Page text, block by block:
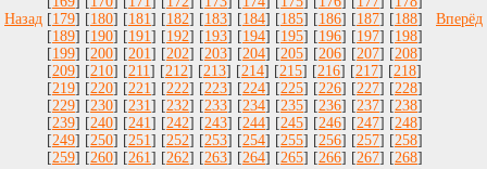
Назад [179] [180] [181] [182] [183] [184] [185] [186] [187] [188]
[189] [190] [191] [192] [193] [194] [195] [196] [197] [198]
[199] [200] [201] [202] [203] [204] [205] [206] [207] [208]
[209] [210] [211] [212] [213] [214] [215] [216] [217] [218]
[219] [220] [221] [222] [223] [224] [225] [226] [227] [228]
[229] [230] [231] [232] [233] [234] [235] [236] [237] [238]
[239] [240] [241] [242] [243] [244] [245] [246] [247] [248]
[249] [250] [251] [252] [253] [254] [255] [256] [257] [258]
[259] [260] [261] [262] [263] [264] [265] [266] [267] [268]
Вперёд